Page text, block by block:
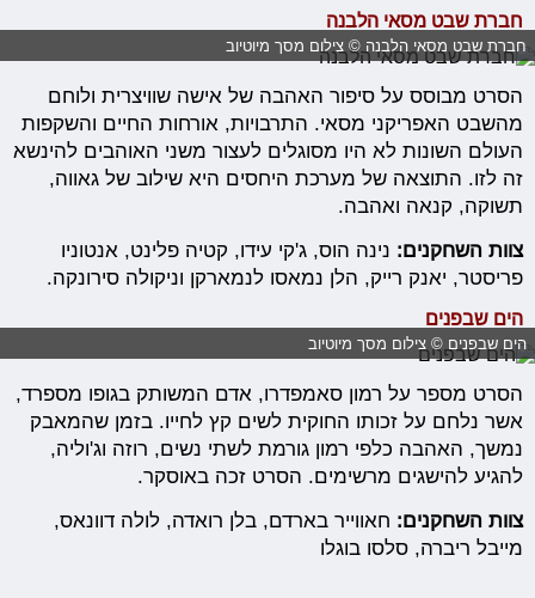
חברת שבט מסאי הלבנה
חברת שבט מסאי הלבנה © צילום מסך מיוטיוב
הסרט מבוסס על סיפור האהבה של אישה שוויצרית ולוחם
מהשבט האפריקני מסאי. התרבויות, אורחות החיים והשקפות
העולם השונות לא היו מסוגלים לעצור משני האוהבים להינשא
זה לזו. התוצאה של מערכת היחסים היא שילוב של גאווה,
תשוקה, קנאה ואהבה.
צוות השחקנים: נינה הוס, ג'קי עידו, קטיה פלינט, אנטוניו
פריסטר, יאנק רייק, הלן נמאסו לנמארקן וניקולה סירונקה.
הים שבפנים
הים שבפנים © צילום מסך מיוטיוב
הסרט מספר על רמון סאמפדרו, אדם המשותק בגופו מספרד,
אשר נלחם על זכותו החוקית לשים קץ לחייו. בזמן שהמאבק
נמשך, האהבה כלפי רמון גורמת לשתי נשים, רוזה וג'וליה,
להגיע להישגים מרשימים. הסרט זכה באוסקר.
צוות השחקנים: חאווייר בארדם, בלן רואדה, לולה דוונאס,
מייבל ריברה, סלסו בוגלו